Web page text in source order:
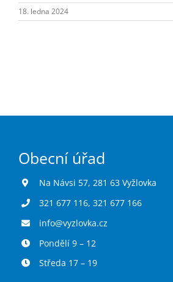
Turistika
18. ledna 2024
Obecní úřad
Na Návsi 57, 281 63 Vyžlovka
321 677 116, 321 677 166
info@vyzlovka.cz
Pondělí 9 – 12
Středa 17 – 19